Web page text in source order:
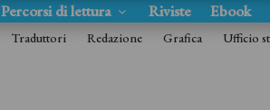
Percorsi di lettura Riviste Ebook
Traduttori Redazione Grafica Ufficio